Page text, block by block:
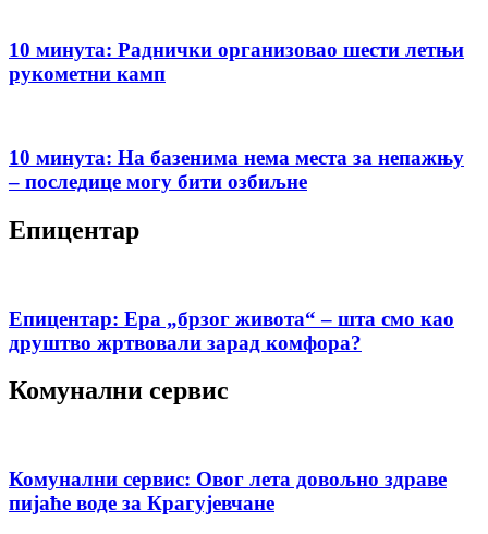
10 минута: Раднички организовао шести летњи
рукометни камп
10 минута: На базенима нема места за непажњу
– последице могу бити озбиљне
Епицентар
Епицентар: Ера „брзог живота“ – шта смо као
друштво жртвовали зарад комфора?
Комунални сервис
Комунални сервис: Овог лета довољно здраве
пијаће воде за Крагујевчане